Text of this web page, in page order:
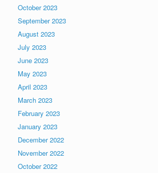
October 2023
September 2023
August 2023
July 2023
June 2023
May 2023
April 2023
March 2023
February 2023
January 2023
December 2022
November 2022
October 2022